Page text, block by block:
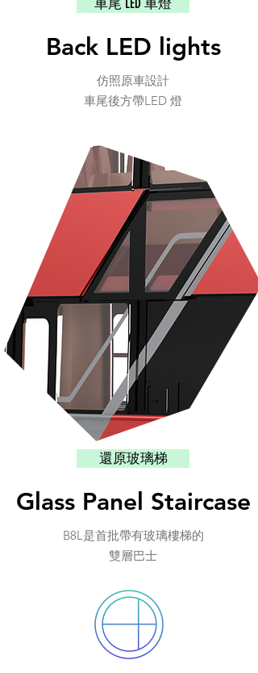
車尾 LED 車燈
Back LED lights
仿照原車設計
車尾後方帶LED 燈
還原玻璃梯
Glass Panel Staircase
B8L是首批帶有玻璃樓梯的
雙層巴士